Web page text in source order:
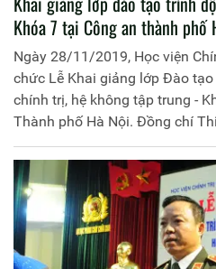
Khóa 7 tại Công an thành phố
Ngày 28/11/2019, Học viện
chức Lễ Khai giảng lớp Đào
chính trị, hệ không tập trung -
Thành phố Hà Nội. Đồng chí
Xuân Tuy, Phó Giám đốc Học
buổi Lễ